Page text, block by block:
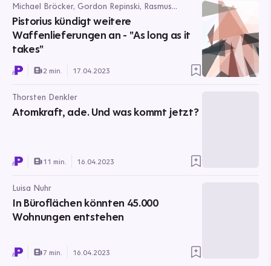
Michael Bröcker, Gordon Repinski, Rasmus
Buchsteiner
Pistorius kündigt weitere
Waffenlieferungen an - "As long as it
takes"
2 min. 17.04.2023
Thorsten Denkler
Atomkraft, ade. Und was kommt jetzt?
11 min. 16.04.2023
Luisa Nuhr
In Büroflächen könnten 45.000
Wohnungen entstehen
7 min. 16.04.2023